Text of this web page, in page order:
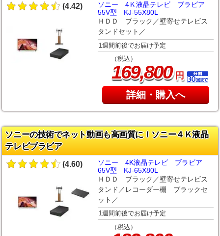
(4.42)
ソニー 4Ｋ液晶テレビ ブラビア
55V型 KJ-55X80L
ＨＤＤ ブラック／壁寄せテレビス
タンドセット／
1週間前後でお届け予定
（税込）
169,800円
詳細・購入へ
ソニーの技術でネット動画も高画質に！ソニー４Ｋ液晶
テレビブラビア
(4.60)
ソニー 4K液晶テレビ ブラビア
65V型 KJ-65X80L
ＨＤＤ ブラック／壁寄せテレビス
タンド／レコーダー棚 ブラックセ
ット／
1週間前後でお届け予定
（税込）